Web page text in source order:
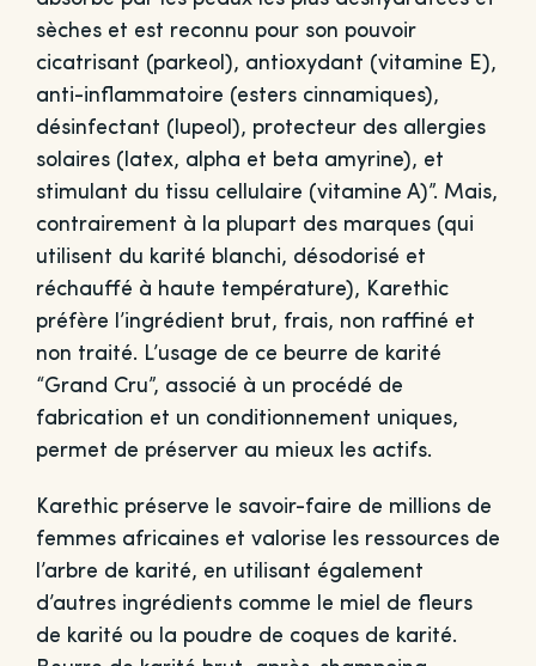
sèches et est reconnu pour son pouvoir
cicatrisant (parkeol), antioxydant (vitamine E),
anti-inflammatoire (esters cinnamiques),
désinfectant (lupeol), protecteur des allergies
solaires (latex, alpha et beta amyrine), et
stimulant du tissu cellulaire (vitamine A)”. Mais,
contrairement à la plupart des marques (qui
utilisent du karité blanchi, désodorisé et
réchauffé à haute température), Karethic
préfère l’ingrédient brut, frais, non raffiné et
non traité. L’usage de ce beurre de karité
“Grand Cru”, associé à un procédé de
fabrication et un conditionnement uniques,
permet de préserver au mieux les actifs.
Karethic préserve le savoir-faire de millions de
femmes africaines et valorise les ressources de
l’arbre de karité, en utilisant également
d’autres ingrédients comme le miel de fleurs
de karité ou la poudre de coques de karité.